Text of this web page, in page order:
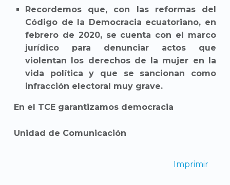
Recordemos que, con las reformas del
Código de la Democracia ecuatoriano, en
febrero de 2020, se cuenta con el marco
jurídico para denunciar actos que
violentan los derechos de la mujer en la
vida política y que se sancionan como
infracción electoral muy grave.
En el TCE garantizamos democracia
Unidad de Comunicación
Imprimir